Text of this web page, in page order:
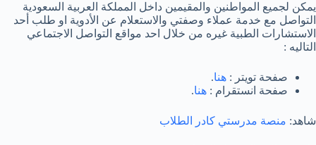
يمكن لجميع المواطنين والمقيمين داخل المملكة العربية السعودية
التواصل مع خدمة عملاء وصفتي والاستعلام عن الأدوية او طلب أحد
الاستشارات الطبية غيره من خلال احد مواقع التواصل الاجتماعي
التاليه :
صفحة تويتر : هنا.
صفحة انستقرام : هنا.
شاهد: منصة مدرستي كادر الطلاب